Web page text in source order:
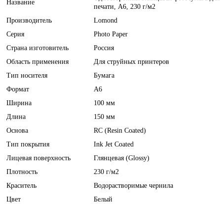
Название
печати, A6, 230 г/м2
Производитель
Lomond
Серия
Photo Paper
Страна изготовитель
Россия
Область применения
Для струйных принтеров
Тип носителя
Бумага
Формат
A6
Ширина
100 мм
Длина
150 мм
Основа
RC (Resin Coated)
Тип покрытия
Ink Jet Coated
Лицевая поверхность
Глянцевая (Glossy)
Плотность
230 г/м2
Краситель
Водорастворимые чернила
Цвет
Белый